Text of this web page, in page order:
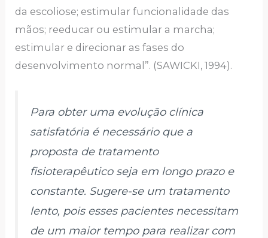
da escoliose; estimular funcionalidade das
mãos; reeducar ou estimular a marcha;
estimular e direcionar as fases do
desenvolvimento normal”. (SAWICKI, 1994).
Para obter uma evolução clínica
satisfatória é necessário que a
proposta de tratamento
fisioterapêutico seja em longo prazo e
constante. Sugere-se um tratamento
lento, pois esses pacientes necessitam
de um maior tempo para realizar com